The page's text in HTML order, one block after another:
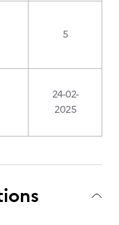
5
24-02-
2025